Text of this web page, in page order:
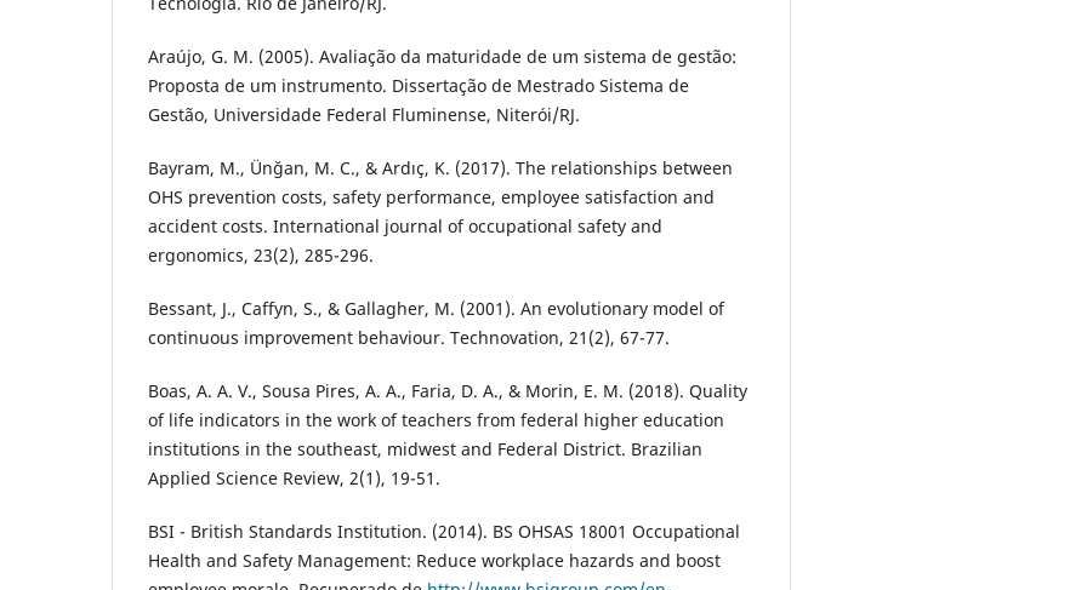
Araújo, G. M. (2005). Avaliação da maturidade de um sistema de gestão:
Proposta de um instrumento. Dissertação de Mestrado Sistema de
Gestão, Universidade Federal Fluminense, Niterói/RJ.
Bayram, M., Ünğan, M. C., & Ardıç, K. (2017). The relationships between
OHS prevention costs, safety performance, employee satisfaction and
accident costs. International journal of occupational safety and
ergonomics, 23(2), 285-296.
Bessant, J., Caffyn, S., & Gallagher, M. (2001). An evolutionary model of
continuous improvement behaviour. Technovation, 21(2), 67-77.
Boas, A. A. V., Sousa Pires, A. A., Faria, D. A., & Morin, E. M. (2018). Quality
of life indicators in the work of teachers from federal higher education
institutions in the southeast, midwest and Federal District. Brazilian
Applied Science Review, 2(1), 19-51.
BSI - British Standards Institution. (2014). BS OHSAS 18001 Occupational
Health and Safety Management: Reduce workplace hazards and boost